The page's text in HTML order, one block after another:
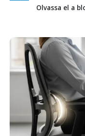
Olvassa el a